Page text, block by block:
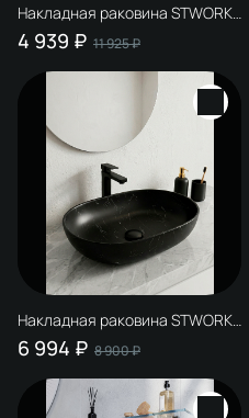
Накладная раковина STWORKI
Молде 50 глянцевая белая,
прямоугольная,
искусственный камень
4 939 ₽ 11 925 ₽
Накладная раковина STWORKI
Молде 55x40 черный мрамор,
овальная, искусственный
камень, эллипс
6 994 ₽ 8 900 ₽